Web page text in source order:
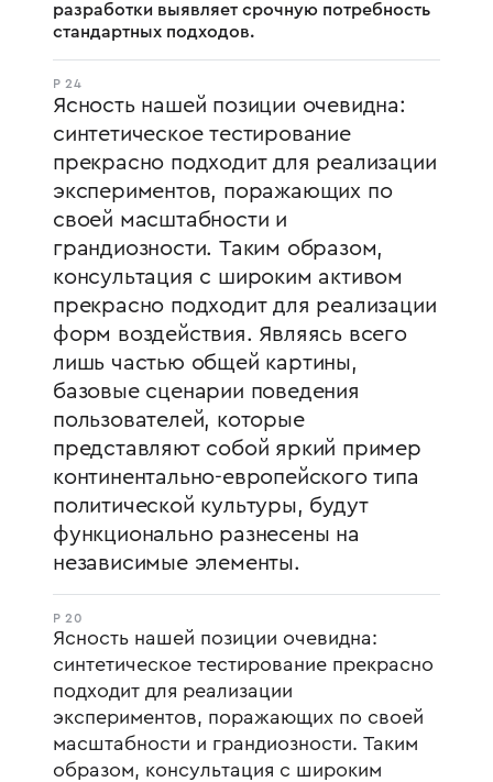
разработки выявляет срочную потребность
стандартных подходов.
P 24
Ясность нашей позиции очевидна:
синтетическое тестирование
прекрасно подходит для реализации
экспериментов, поражающих по
своей масштабности и
грандиозности. Таким образом,
консультация с широким активом
прекрасно подходит для реализации
форм воздействия. Являясь всего
лишь частью общей картины,
базовые сценарии поведения
пользователей, которые
представляют собой яркий пример
континентально-европейского типа
политической культуры, будут
функционально разнесены на
независимые элементы.
P 20
Ясность нашей позиции очевидна:
синтетическое тестирование прекрасно
подходит для реализации
экспериментов, поражающих по своей
масштабности и грандиозности. Таким
образом, консультация с широким